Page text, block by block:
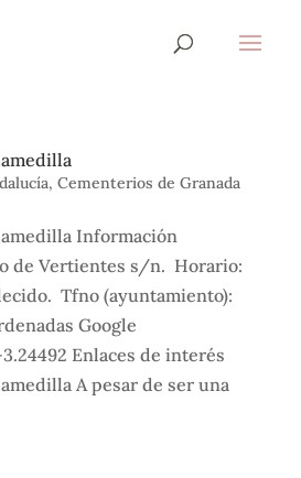
, Cementerios de Granada
Información
de Vertientes s/n. Horario:
Tfno (ayuntamiento):
Google
3.24492 Enlaces de interés
A pesar de ser una